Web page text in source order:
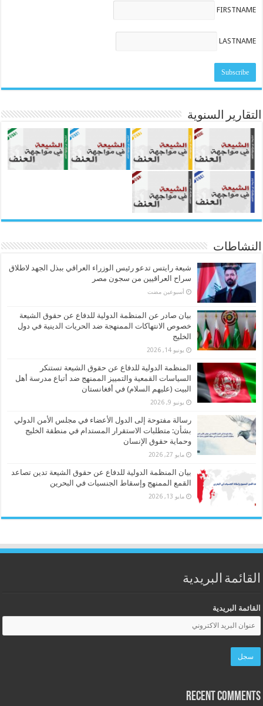
FIRSTNAME
LASTNAME
التقارير السنوية
النشاطات
شيعة رايتس تدعو رئيس الوزراء العراقي ببذل الجهد لاطلاق
سراح العراقيين من سجون مصر
‏أسبوعين مضت
بيان صادر عن المنظمة الدولية للدفاع عن حقوق الشيعة
خصوص الانتهاكات الممنهجة ضد الحريات الدينية في دول
الخليج
يونيو 14, 2026
المنظمة الدولية للدفاع عن حقوق الشيعة تستنكر
السياسات القمعية والتمييز الممنهج ضد أتباع مدرسة أهل
البيت (عليهم السلام) في أفغانستان
يونيو 9, 2026
رسالة مفتوحة إلى الدول الأعضاء في مجلس الأمن الدولي
بشأن: متطلبات الاستقرار المستدام في منطقة الخليج
وحماية حقوق الإنسان
مايو 27, 2026
بيان المنظمة الدولية للدفاع عن حقوق الشيعة تدين تصاعد
القمع الممنهج وإسقاط الجنسيات في البحرين
مايو 13, 2026
القائمة البريدية
القائمة البريدية
Recent Comments